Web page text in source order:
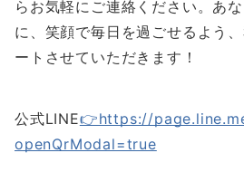
らお気軽にご連絡ください。あ
に、笑顔で毎日を過ごせるよう
ートさせていただきます！
公式LINE👉https://
openQrModal=true